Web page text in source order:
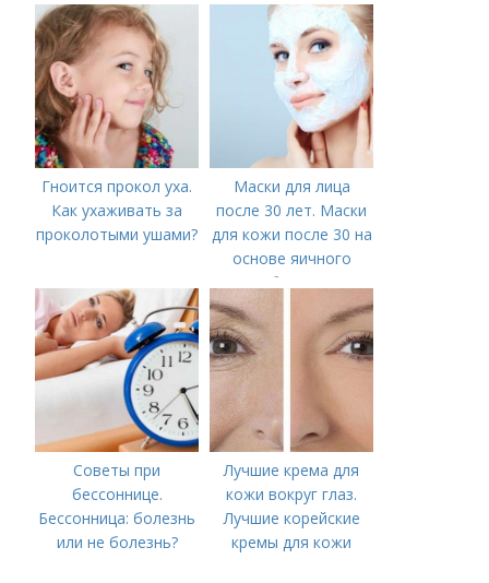
Гноится прокол уха.
Как ухаживать за
проколотыми ушами?
Маски для лица
после 30 лет. Маски
для кожи после 30 на
основе яичного
белка
Советы при
бессоннице.
Бессонница: болезнь
или не болезнь?
Лучшие крема для
кожи вокруг глаз.
Лучшие корейские
кремы для кожи